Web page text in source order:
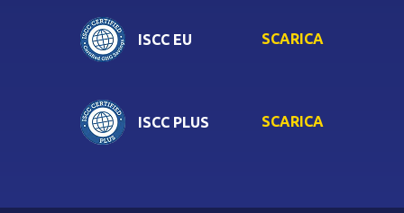
ISCC EU SCARICA
ISCC PLUS SCARICA